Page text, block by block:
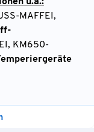
MAFFEI,
KM650-